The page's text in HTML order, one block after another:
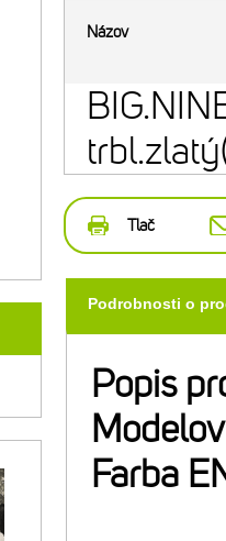
Názov
Tlač
Podrobnosti o
Popis
Farba